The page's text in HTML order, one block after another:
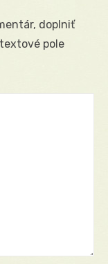
doplniť
pole